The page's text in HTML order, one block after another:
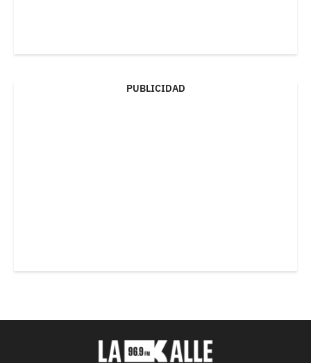
PUBLICIDAD